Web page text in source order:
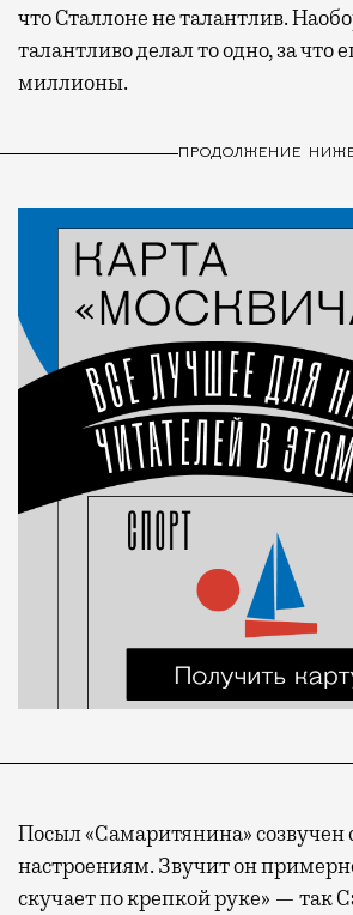
что Сталлоне не талантлив.
талантливо делал то одно, за что
миллионы.
ПРОДОЛЖЕНИЕ
Посыл «Самаритянина»
настроениям. Звучит он
скучает по крепкой руке» — так